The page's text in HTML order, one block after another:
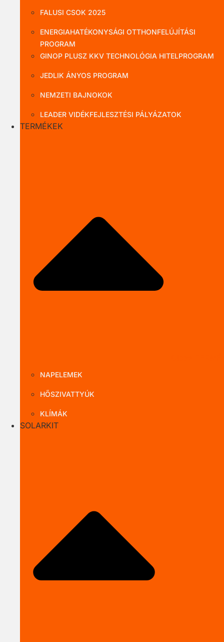
FALUSI CSOK 2025
ENERGIAHATÉKONYSÁGI OTTHONFELÚJÍTÁSI
PROGRAM
GINOP PLUSZ KKV TECHNOLÓGIA HITELPROGRAM
JEDLIK ÁNYOS PROGRAM
NEMZETI BAJNOKOK
LEADER VIDÉKFEJLESZTÉSI PÁLYÁZATOK
TERMÉKEK
NAPELEMEK
HŐSZIVATTYÚK
KLÍMÁK
SOLARKIT